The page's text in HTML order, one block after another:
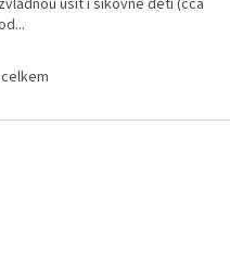
zvládnou ušít i šikovné děti (cca